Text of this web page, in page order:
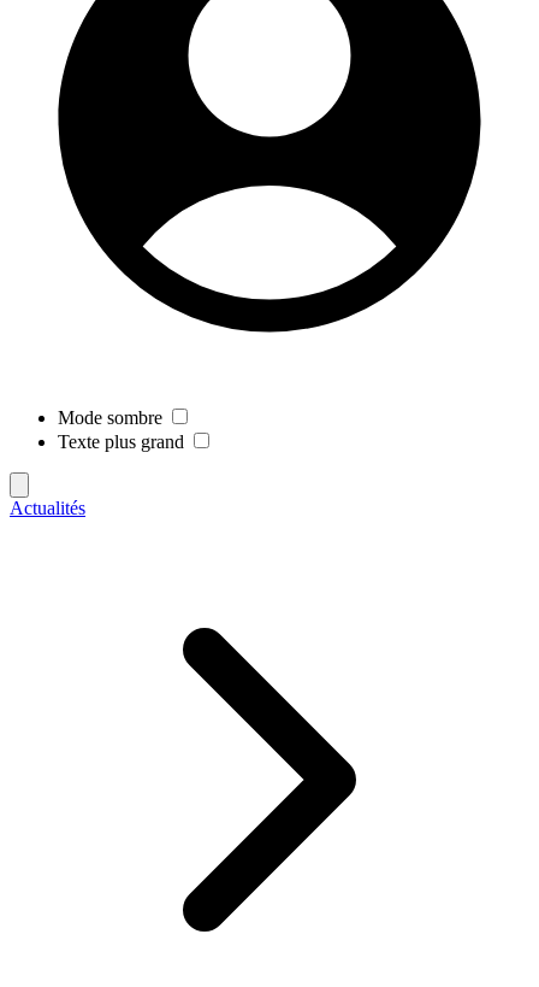
Mode sombre
Texte plus grand
Actualités